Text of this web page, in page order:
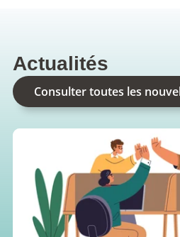
Actualités
Consulter toutes les